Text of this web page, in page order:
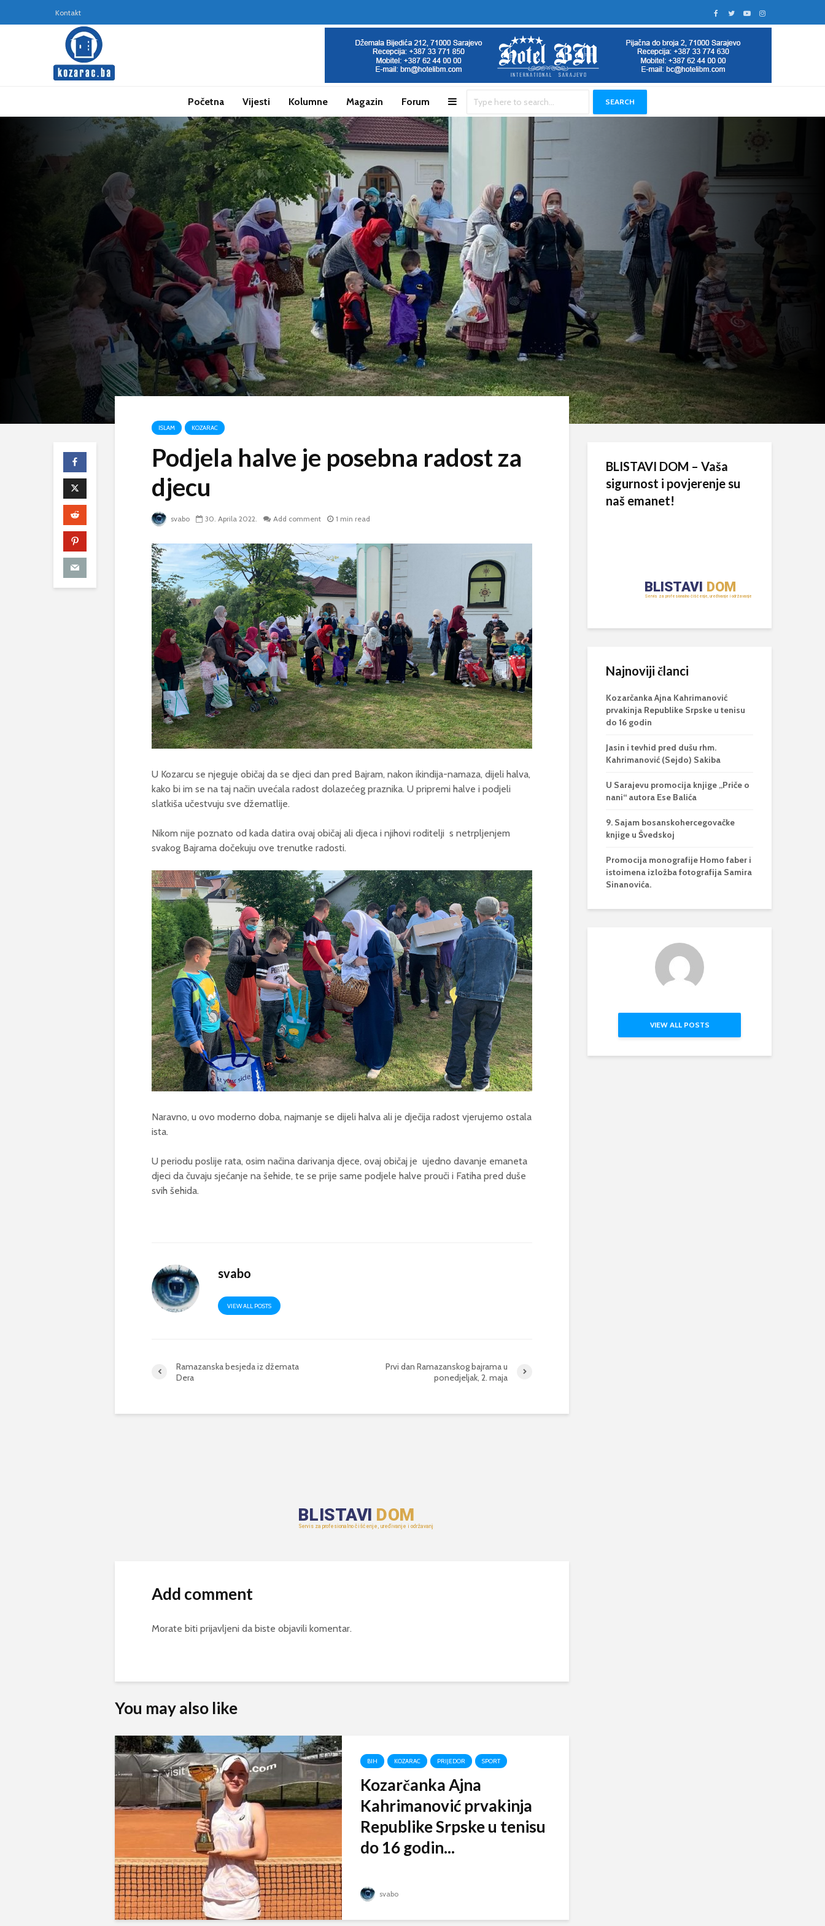
Kontakt
Početna Vijesti Kolumne Magazin Forum SEARCH
ISLAM KOZARAC
Podjela halve je posebna radost za
djecu
svabo 30. Aprila 2022. Add comment 1 min read
U Kozarcu se njeguje običaj da se djeci dan pred Bajram, nakon ikindija-namaza, dijeli halva,
kako bi im se na taj način uvećala radost dolazećeg praznika. U pripremi halve i podjeli
slatkiša učestvuju sve džematlije.
Nikom nije poznato od kada datira ovaj običaj ali djeca i njihovi roditelji s netrpljenjem
svakog Bajrama dočekuju ove trenutke radosti.
Naravno, u ovo moderno doba, najmanje se dijeli halva ali je dječija radost vjerujemo ostala
ista.
U periodu poslije rata, osim načina darivanja djece, ovaj običaj je ujedno davanje emaneta
djeci da čuvaju sjećanje na šehide, te se prije same podjele halve prouči i Fatiha pred duše
svih šehida.
svabo
VIEW ALL POSTS
Ramazanska besjeda iz džemata
Dera
Prvi dan Ramazanskog bajrama u
ponedjeljak, 2. maja
Add comment
Morate biti prijavljeni da biste objavili komentar.
You may also like
BIH KOZARAC PRIJEDOR SPORT
Kozarčanka Ajna
Kahrimanović prvakinja
Republike Srpske u tenisu
do 16 godin...
svabo
BLISTAVI DOM – Vaša
sigurnost i povjerenje su
naš emanet!
Najnoviji članci
Kozarčanka Ajna Kahrimanović
prvakinja Republike Srpske u tenisu
do 16 godin
Jasin i tevhid pred dušu rhm.
Kahrimanović (Sejdo) Sakiba
U Sarajevu promocija knjige „Priče o
nani“ autora Ese Balića
9. Sajam bosanskohercegovačke
knjige u Švedskoj
Promocija monografije Homo faber i
istoimena izložba fotografija Samira
Sinanovića.
VIEW ALL POSTS